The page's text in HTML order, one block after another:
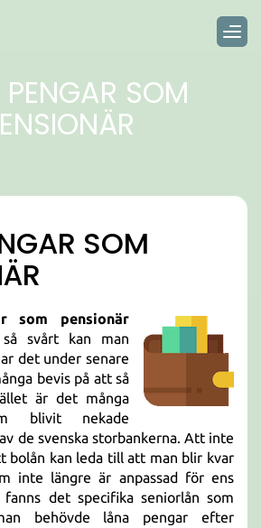
SOM
SOM
som pensionär
svårt kan man
det under senare
bevis på att så
är det många
blivit nekade
de svenska storbankerna. Att inte
bolån kan leda till att man blir kvar
inte längre är anpassad för ens
det specifika seniorlån som
behövde låna pengar efter